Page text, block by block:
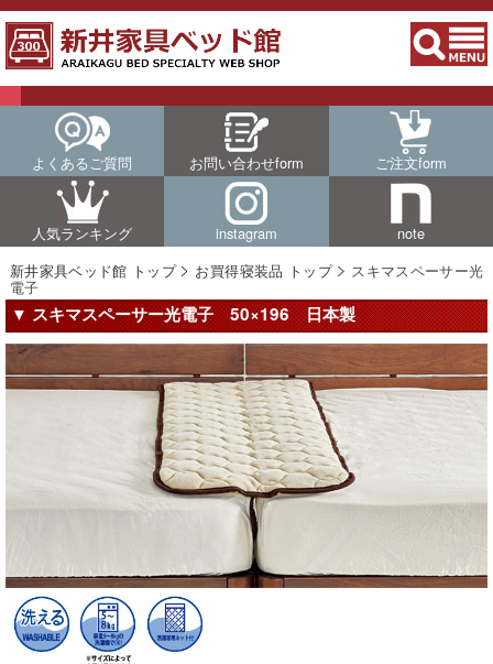
よくあるご質問 お問い合わせform ご注文form
人気ランキング instagram
note
新井家具ベッド館 トップ
お買得寝装品 トップ スキマスペーサー光
電子
▼ スキマスペーサー光電子 50×196 日本製